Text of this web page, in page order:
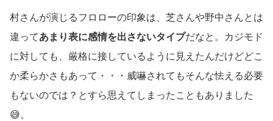
村さんが演じるフロローの印象は、芝さんや野中さんとは
違ってあまり表に感情を出さないタイプだなと。カジモド
に対しても、厳格に接しているように見えたんだけどどこ
か柔らかさもあって・・・威嚇されてもそんな怯える必要
もないのでは？とすら思えてしまったこともありました
😅。